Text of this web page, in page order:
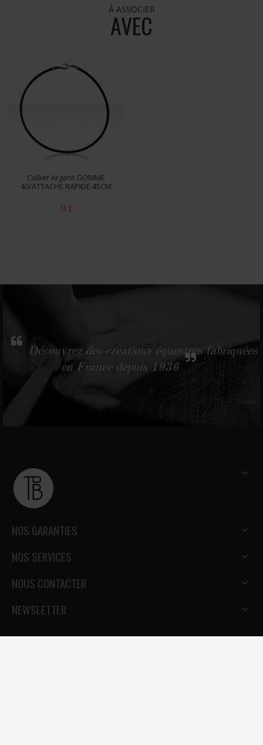
À ASSOCIER
AVEC
Collier Argent GOMME
40/ATTACHE RAPIDE 45CM
74 €
Découvrez des créations équestres fabriquées
en France depuis 1936
NOS GARANTIES
NOS SERVICES
NOUS CONTACTER
NEWSLETTER